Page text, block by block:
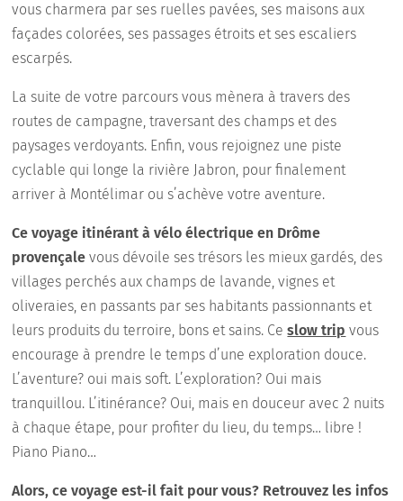
vous charmera par ses ruelles pavées, ses maisons aux
façades colorées, ses passages étroits et ses escaliers
escarpés.
La suite de votre parcours vous mènera à travers des
routes de campagne, traversant des champs et des
paysages verdoyants. Enfin, vous rejoignez une piste
cyclable qui longe la rivière Jabron, pour finalement
arriver à Montélimar ou s’achève votre aventure.
Ce voyage itinérant à vélo électrique en Drôme
provençale vous dévoile ses trésors les mieux gardés, des
villages perchés aux champs de lavande, vignes et
oliveraies, en passants par ses habitants passionnants et
leurs produits du terroire, bons et sains. Ceslow trip vous
encourage à prendre le temps d’une exploration douce.
L’aventure? oui mais soft. L’exploration? Oui mais
tranquillou. L’itinérance? Oui, mais en douceur avec 2 nuits
à chaque étape, pour profiter du lieu, du temps… libre !
Piano Piano…
Alors, ce voyage est-il fait pour vous? Retrouvez les infos